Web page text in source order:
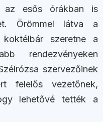
esős órákban is
Örömmel látva a
szeretne a
rendezvényeken
szervezőinek
felelős vezetőnek,
lehetővé tették a